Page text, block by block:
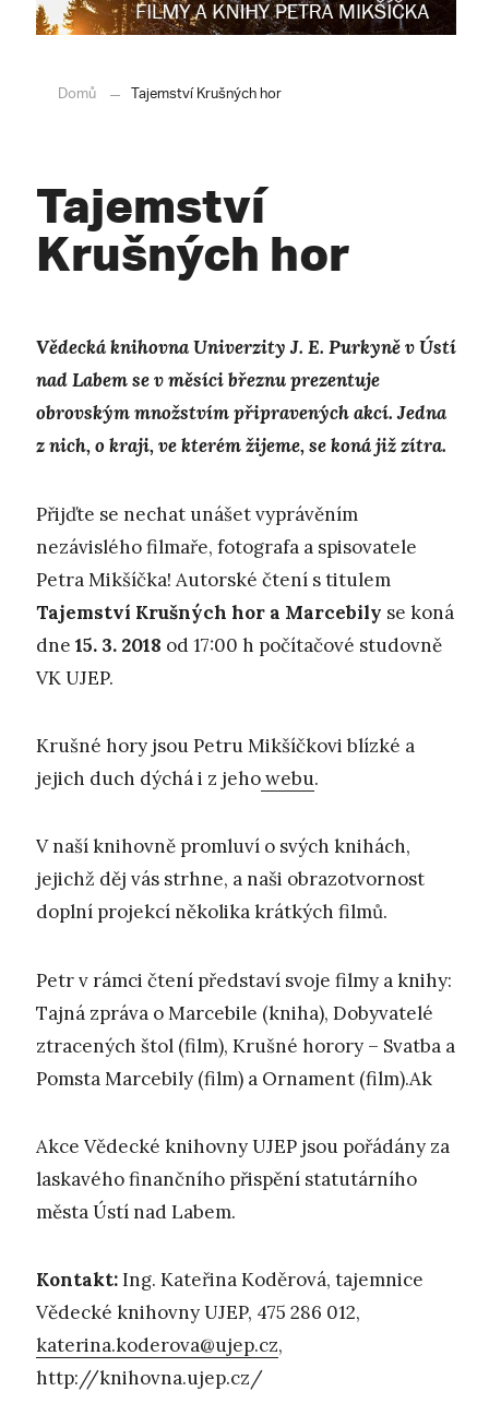
Domů Tajemství Krušných hor
Tajemství
Krušných hor
Vědecká knihovna Univerzity J. E. Purkyně v Ústí
nad Labem se v měsíci březnu prezentuje
obrovským množstvím připravených akcí. Jedna
z nich, o kraji, ve kterém žijeme, se koná již zítra.
Přijďte se nechat unášet vyprávěním
nezávislého filmaře, fotografa a spisovatele
Petra Mikšíčka! Autorské čtení s titulem
Tajemství Krušných hor a Marcebily se koná
dne 15. 3. 2018 od 17:00 h počítačové studovně
VK UJEP.
Krušné hory jsou Petru Mikšíčkovi blízké a
jejich duch dýchá i z jehowebu.
V naší knihovně promluví o svých knihách,
jejichž děj vás strhne, a naši obrazotvornost
doplní projekcí několika krátkých filmů.
Petr v rámci čtení představí svoje filmy a knihy:
Tajná zpráva o Marcebile (kniha), Dobyvatelé
ztracených štol (film), Krušné horory – Svatba a
Pomsta Marcebily (film) a Ornament (film).Ak
Akce Vědecké knihovny UJEP jsou pořádány za
laskavého finančního přispění statutárního
města Ústí nad Labem.
Kontakt:Ing. Kateřina Koděrová, tajemnice
Vědecké knihovny UJEP, 475 286 012,
katerina.koderova@ujep.cz,
http://knihovna.ujep.cz/